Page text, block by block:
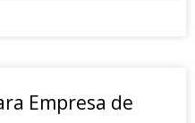
Empresa de